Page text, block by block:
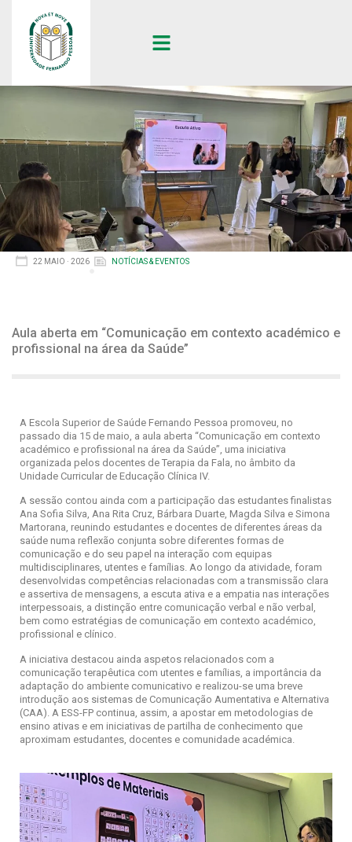
22 MAIO · 2026 NOTÍCIAS & EVENTOS
Aula aberta em “Comunicação em contexto académico e
profissional na área da Saúde”
A Escola Superior de Saúde Fernando Pessoa promoveu, no
passado dia 15 de maio, a aula aberta “Comunicação em contexto
académico e profissional na área da Saúde”, uma iniciativa
organizada pelos docentes de Terapia da Fala, no âmbito da
Unidade Curricular de Educação Clínica IV.
A sessão contou ainda com a participação das estudantes finalistas
Ana Sofia Silva, Ana Rita Cruz, Bárbara Duarte, Magda Silva e Simona
Martorana, reunindo estudantes e docentes de diferentes áreas da
saúde numa reflexão conjunta sobre diferentes formas de
comunicação e do seu papel na interação com equipas
multidisciplinares, utentes e famílias. Ao longo da atividade, foram
desenvolvidas competências relacionadas com a transmissão clara
e assertiva de mensagens, a escuta ativa e a empatia nas interações
interpessoais, a distinção entre comunicação verbal e não verbal,
bem como estratégias de comunicação em contexto académico,
profissional e clínico.
A iniciativa destacou ainda aspetos relacionados com a
comunicação terapêutica com utentes e famílias, a importância da
adaptação do ambiente comunicativo e realizou-se uma breve
introdução aos sistemas de Comunicação Aumentativa e Alternativa
(CAA). A ESS-FP continua, assim, a apostar em metodologias de
ensino ativas e em iniciativas de partilha de conhecimento que
aproximam estudantes, docentes e comunidade académica.